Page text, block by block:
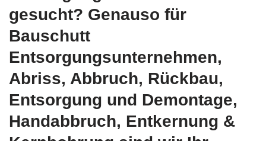
gesucht? Genauso für
Bauschutt
Entsorgungsunternehmen,
Abriss, Abbruch, Rückbau,
Entsorgung und Demontage,
Handabbruch, Entkernung &